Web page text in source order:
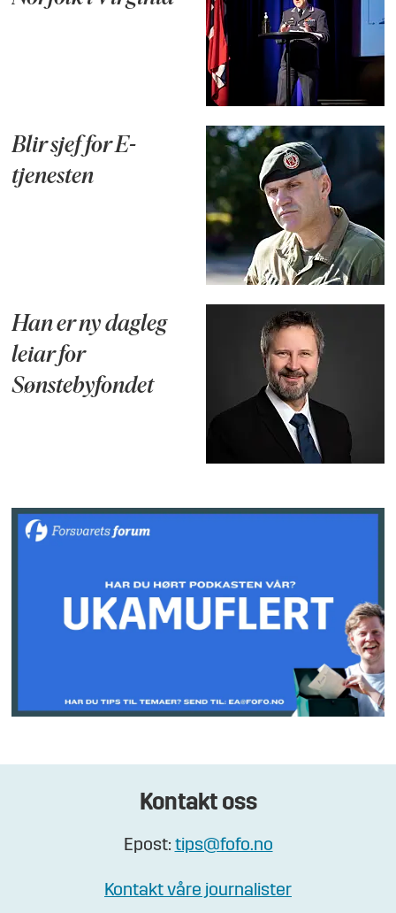
Blir sjef for E-
tjenesten
Han er ny dagleg
leiar for
Sønstebyfondet
Kontakt oss
Epost: tips@fofo.no
Kontakt våre journalister